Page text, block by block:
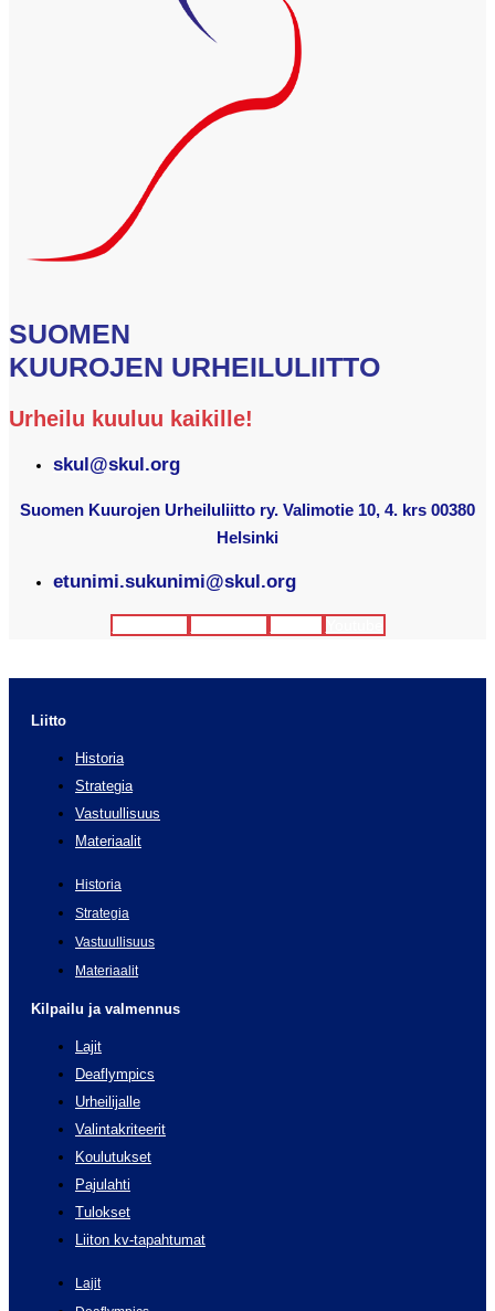
SUOMEN
KUUROJEN URHEILULIITTO
Urheilu kuuluu kaikille!
skul@skul.org
Suomen Kuurojen Urheiluliitto ry. Valimotie 10, 4. krs 00380
Helsinki
etunimi.sukunimi@skul.org
Liitto
Historia
Strategia
Vastuullisuus
Materiaalit
Historia
Strategia
Vastuullisuus
Materiaalit
Kilpailu ja valmennus
Lajit
Deaflympics
Urheilijalle
Valintakriteerit
Koulutukset
Pajulahti
Tulokset
Liiton kv-tapahtumat
Lajit